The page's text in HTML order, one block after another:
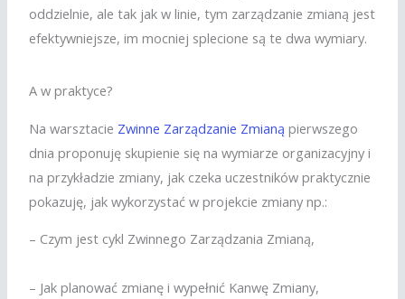
oddzielnie, ale tak jak w linie, tym zarządzanie zmianą jest
efektywniejsze, im mocniej splecione są te dwa wymiary.
A w praktyce?
Na warsztacie Zwinne Zarządzanie Zmianą pierwszego
dnia proponuję skupienie się na wymiarze organizacyjny i
na przykładzie zmiany, jak czeka uczestników praktycznie
pokazuję, jak wykorzystać w projekcie zmiany np.:
– Czym jest cykl Zwinnego Zarządzania Zmianą,
– Jak planować zmianę i wypełnić Kanwę Zmiany,